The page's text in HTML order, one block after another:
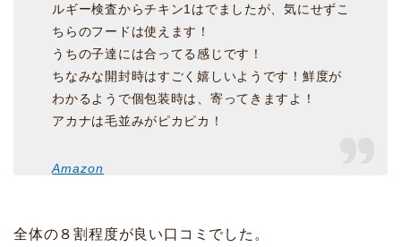
ルギー検査からチキン1はでましたが、気にせずこ
ちらのフードは使えます！
うちの子達には合ってる感じです！
ちなみな開封時はすごく嬉しいようです！鮮度が
わかるようで個包装時は、寄ってきますよ！
アカナは毛並みがピカピカ！
Amazon
全体の８割程度が良い口コミでした。